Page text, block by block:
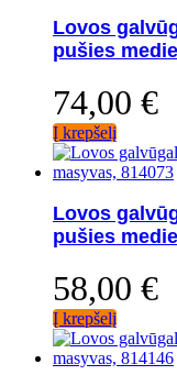
Lovos
pušies
74,00 €
Į krepšelį
Lovos
pušies
58,00 €
Į krepšelį